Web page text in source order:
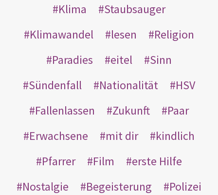
Klima
Staubsauger
Klimawandel
lesen
Religion
Paradies
eitel
Sinn
Sündenfall
Nationalität
HSV
Fallenlassen
Zukunft
Paar
Erwachsene
mit dir
kindlich
Pfarrer
Film
erste Hilfe
Nostalgie
Begeisterung
Polizei